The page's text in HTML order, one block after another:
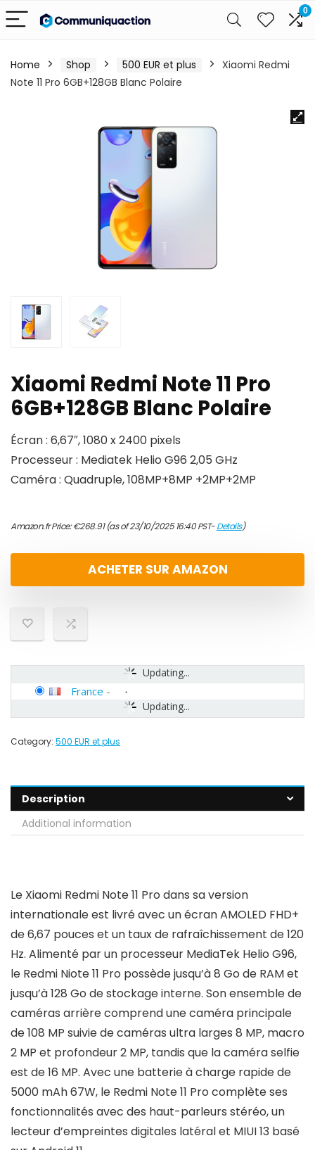
0
Home Shop 500 EUR et plus
Xiaomi Redmi
Note 11 Pro 6GB+128GB Blanc Polaire
Xiaomi Redmi Note 11 Pro
6GB+128GB Blanc Polaire
Écran : 6,67″, 1080 x 2400 pixels
Processeur : Mediatek Helio G96 2,05 GHz
Caméra : Quadruple, 108MP+8MP +2MP+2MP
Amazon.fr Price:€268.91(as of 23/10/2025 16:40 PST-Details)
ACHETER SUR AMAZON
Updating...
Updating...
France -
Category: 500 EUR et plus
Description
Additional information
Le Xiaomi Redmi Note 11 Pro dans sa version
internationale est livré avec un écran AMOLED FHD+
de 6,67 pouces et un taux de rafraîchissement de 120
Hz. Alimenté par un processeur MediaTek Helio G96,
le Redmi Niote 11 Pro possède jusqu’à 8 Go de RAM et
jusqu’à 128 Go de stockage interne. Son ensemble de
caméras arrière comprend une caméra principale
de 108 MP suivie de caméras ultra larges 8 MP, macro
2 MP et profondeur 2 MP, tandis que la caméra selfie
est de 16 MP. Avec une batterie à charge rapide de
5000 mAh 67W, le Redmi Note 11 Pro complète ses
fonctionnalités avec des haut-parleurs stéréo, un
lecteur d’empreintes digitales latéral et MIUI 13 basé